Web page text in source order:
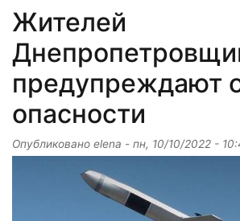
Жителей
предупреждают
опасности
Опубликовано elena - пн, 10/10/2022 -